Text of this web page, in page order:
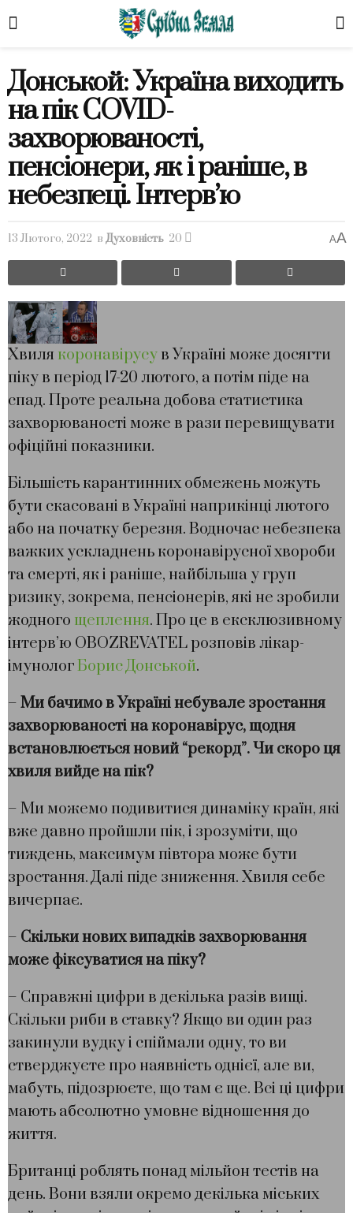
Донськой: Україна виходить
на пік COVID-
захворюваності,
пенсіонери, як і раніше, в
небезпеці. Інтерв’ю
13 Лютого, 2022 в Духовність 20 AA
Хвиля коронавірусу в Україні може досягти
піку в період 17-20 лютого, а потім піде на
спад. Проте реальна добова статистика
захворюваності може в рази перевищувати
офіційні показники.
Більшість карантинних обмежень можуть
бути скасовані в Україні наприкінці лютого
або на початку березня. Водночас небезпека
важких ускладнень коронавірусної хвороби
та смерті, як і раніше, найбільша у груп
ризику, зокрема, пенсіонерів, які не зробили
жодного щеплення. Про це в ексклюзивному
інтерв’ю OBOZREVATEL розповів лікар-
імунологБорис Донськой.
– Ми бачимо в Україні небувале зростання
захворюваності на коронавірус, щодня
встановлюється новий “рекорд”. Чи скоро ця
хвиля вийде на пік?
– Ми можемо подивитися динаміку країн, які
вже давно пройшли пік, і зрозуміти, що
тиждень, максимум півтора може бути
зростання. Далі піде зниження. Хвиля себе
вичерпає.
– Скільки нових випадків захворювання
може фіксуватися на піку?
– Справжні цифри в декілька разів вищі.
Скільки риби в ставку? Якщо ви один раз
закинули вудку і спіймали одну, то ви
стверджуєте про наявність однієї, але ви,
мабуть, підозрюєте, що там є ще. Всі ці цифри
мають абсолютно умовне відношення до
життя.
Британці роблять понад мільйон тестів на
день. Вони взяли окремо декілька міських